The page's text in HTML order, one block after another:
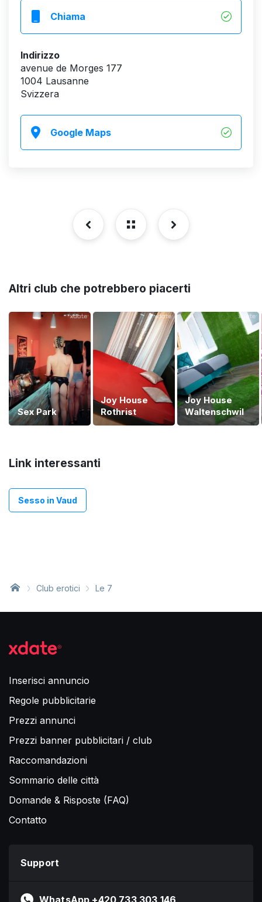
Chiama
Indirizzo
avenue de Morges 177
1004 Lausanne
Svizzera
Google Maps
Altri club che potrebbero piacerti
Sex Park
Joy House
Rothrist
Joy House
Waltenschwil
Link interessanti
Sesso in Vaud
Club erotici Le 7
Inserisci annuncio
Regole pubblicitarie
Prezzi annunci
Prezzi banner pubblicitari / club
Raccomandazioni
Sommario delle città
Domande & Risposte (FAQ)
Contatto
Support